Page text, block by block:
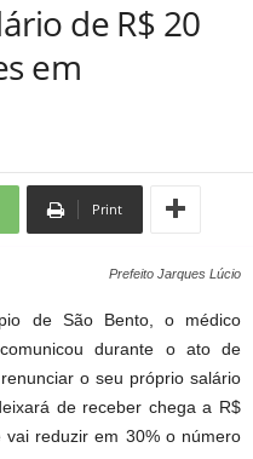
de R$ 20
em
Print
Prefeito Jarques Lúcio
de São Bento, o médico
durante o ato de
o seu próprio salário
de receber chega a R$
reduzir em 30% o número